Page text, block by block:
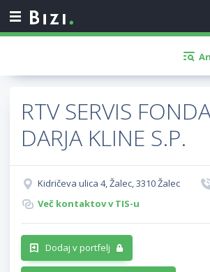
RTV SERVIS
DARJA KLINE S.P.
Kidričeva ulica 4, Žalec, 3310 Žalec
Več kontaktov v TIS-u
Dodaj v portfelj